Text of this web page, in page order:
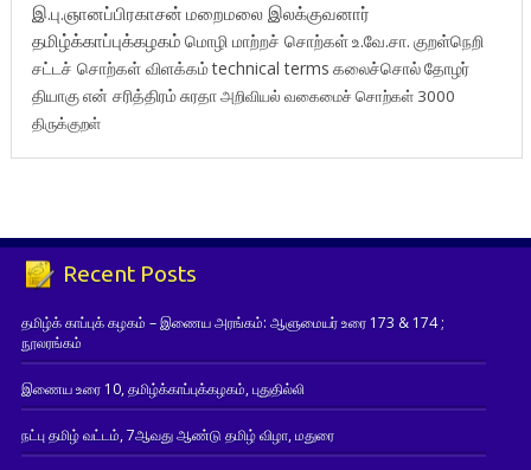
இ.பு.ஞானப்பிரகாசன் மறைமலை இலக்குவனார்
தமிழ்க்காப்புக்கழகம் மொழி மாற்றச் சொற்கள்உ.வே.சா. குறள்நெறி
சட்டச் சொற்கள் விளக்கம்technical terms கலைச்சொல்தோழர்
தியாகுஎன் சரித்திரம்சுரதாஅறிவியல் வகைமைச் சொற்கள் 3000
திருக்குறள்
Recent Posts
தமிழ்க் காப்புக் கழகம் – இணைய அரங்கம்: ஆளுமையர் உரை 173 & 174 ;
நூலரங்கம்
இணைய உரை 10, தமிழ்க்காப்புக்கழகம், புதுதில்லி
நட்பு தமிழ் வட்டம், 7ஆவது ஆண்டு தமிழ் விழா, மதுரை